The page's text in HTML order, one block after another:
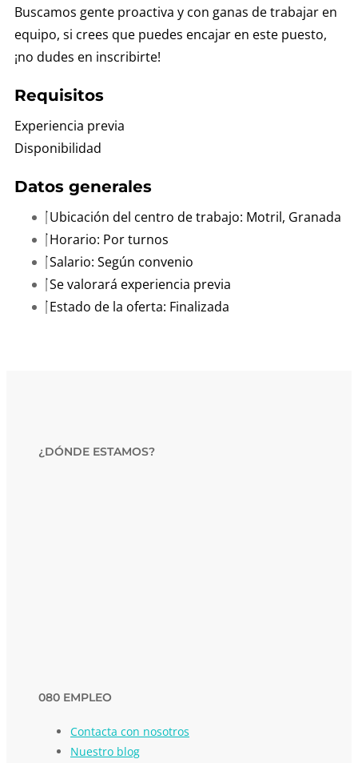
Buscamos gente proactiva y con ganas de trabajar en
equipo, si crees que puedes encajar en este puesto,
¡no dudes en inscribirte!
Requisitos
Experiencia previa
Disponibilidad
Datos generales
Ubicación del centro de trabajo: Motril, Granada
Horario: Por turnos
Salario: Según convenio
Se valorará experiencia previa
Estado de la oferta: Finalizada
¿DÓNDE ESTAMOS?
080 EMPLEO
Contacta con nosotros
Nuestro blog